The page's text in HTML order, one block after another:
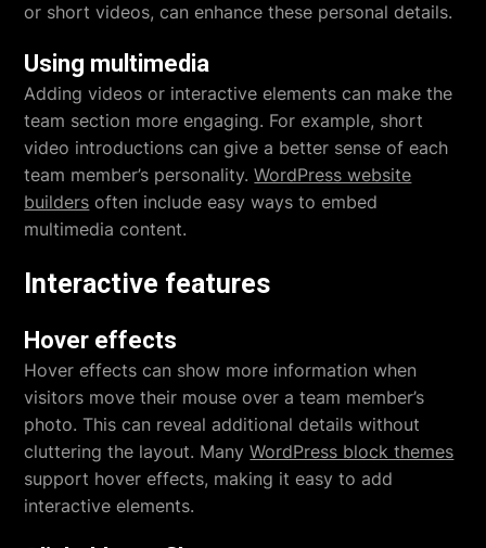
or short videos, can enhance these personal details.
Using multimedia
Adding videos or interactive elements can make the
team section more engaging. For example, short
video introductions can give a better sense of each
team member’s personality.WordPress website
builders often include easy ways to embed
multimedia content.
Interactive features
Hover effects
Hover effects can show more information when
visitors move their mouse over a team member’s
photo. This can reveal additional details without
cluttering the layout. ManyWordPress block themes
support hover effects, making it easy to add
interactive elements.